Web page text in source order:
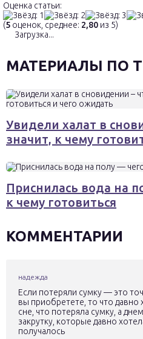
Оценка статьи:
(5 оценок, среднее: 2,80 из 5)
Загрузка...
МАТЕРИАЛЫ ПО
Увидели халат в
значит, к чему
Приснилась вода на
к чему готовиться
КОММЕНТАРИИ
надежда
Если потеряли сумку — это
вы приобретете, то что давно
сне, что потеряла сумку, а
закрутку, которые давно
получалось